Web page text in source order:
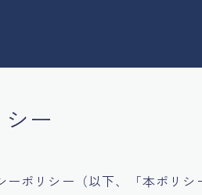
ー
ポリシー（以下、「本ポリ